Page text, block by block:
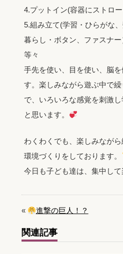
4.プットイン(容器にストロー
5.組み立て(学習・ひらがな
暮らし・ボタン、ファスナー
等々
手先を使い、目を使い、脳
す。楽しみながら遊ぶ中で
で、いろいろな感覚を刺激
と思います。
わくわくでも、楽しみなが
環境づくりをしております。
今日も子ども達は、集中して
« 進撃の巨人！？
関連記事